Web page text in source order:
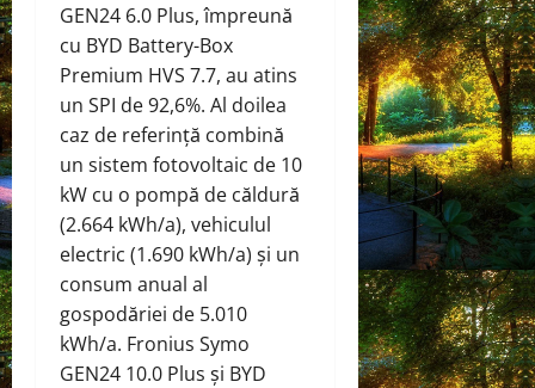
GEN24 6.0 Plus, împreună
cu BYD Battery-Box
Premium HVS 7.7, au atins
un SPI de 92,6%. Al doilea
caz de referință combină
un sistem fotovoltaic de 10
kW cu o pompă de căldură
(2.664 kWh/a), vehiculul
electric (1.690 kWh/a) și un
consum anual al
gospodăriei de 5.010
kWh/a. Fronius Symo
GEN24 10.0 Plus și BYD